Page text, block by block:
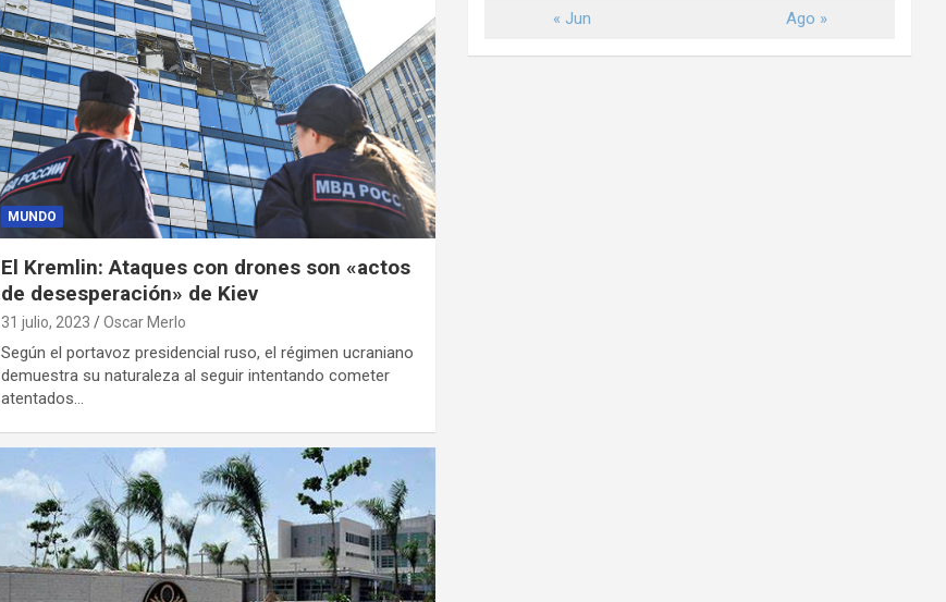
MUNDO
El Kremlin: Ataques con drones son «actos
de desesperación» de Kiev
31 julio, 2023 Oscar Merlo
Según el portavoz presidencial ruso, el régimen ucraniano
demuestra su naturaleza al seguir intentando cometer
atentados…
« Jun Ago »